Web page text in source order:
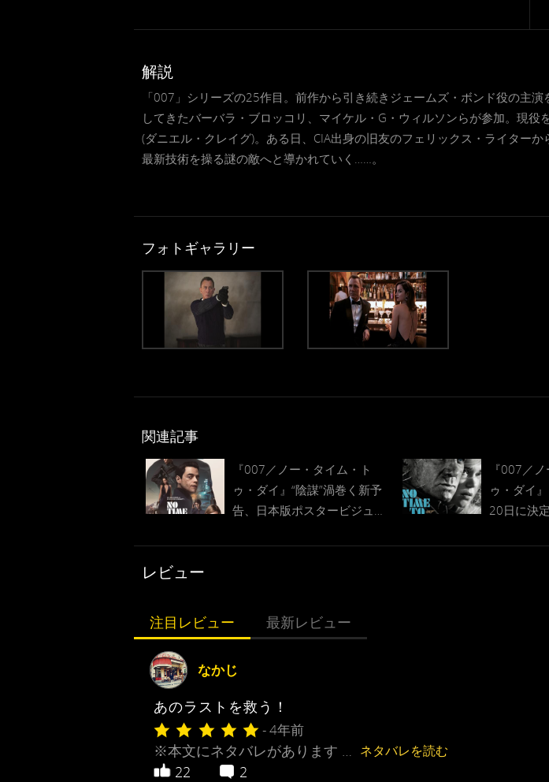
解説
「007」シリーズの25作目。前作から引き続きジェームズ・ボンド役の主
してきたバーバラ・ブロッコリ、マイケル・G・ウィルソンらが参加。現
(ダニエル・クレイグ)。ある日、CIA出身の旧友のフェリックス・ライター
最新技術を操る謎の敵へと導かれていく……。
フォトギャラリー
関連記事
『007／ノー・タイム・ト
ゥ・ダイ』“陰謀”渦巻く新予
告、日本版ポスタービジュア
『007／
ゥ・ダイ
20日に決定
レビュー
注目レビュー 最新レビュー
なかじ
あのラストを救う！
- 4年前
※本文にネタバレがあります … ネタバレを読む
22 2